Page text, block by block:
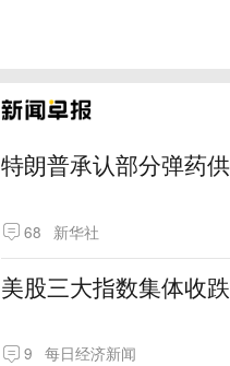
特朗普承认部分弹药
68 新华社
美股三大指数集体收
9 每日经济新闻